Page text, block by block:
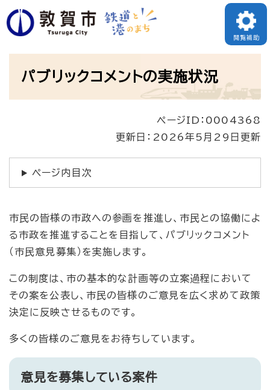
ペ
ー
閲覧補助
パブリックコメントの実施状況
ページID：0004368
更新日：2026年5月29日更新
ページ内目次
市民の皆様の市政への参画を推進し、市民との協働によ
る市政を推進することを目指して、パブリックコメント
（市民意見募集）を実施します。
この制度は、市の基本的な計画等の立案過程において
その案を公表し、市民の皆様のご意見を広く求めて政策
決定に反映させるものです。
多くの皆様のご意見をお待ちしています。
意見を募集している案件